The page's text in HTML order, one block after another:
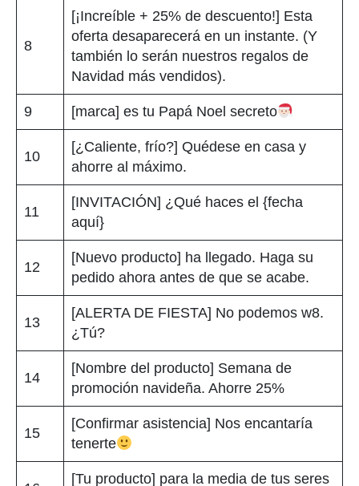
8
[¡Increíble + 25% de descuento!] Esta
oferta desaparecerá en un instante. (Y
también lo serán nuestros regalos de
Navidad más vendidos).
9 [marca] es tu Papá Noel secreto
10
[¿Caliente, frío?] Quédese en casa y
ahorre al máximo.
11
[INVITACIÓN] ¿Qué haces el {fecha
aquí}
12
[Nuevo producto] ha llegado. Haga su
pedido ahora antes de que se acabe.
13
[ALERTA DE FIESTA] No podemos w8.
¿Tú?
14
[Nombre del producto] Semana de
promoción navideña. Ahorre 25%
15
[Confirmar asistencia] Nos encantaría
tenerte
[Tu producto] para la media de tus seres